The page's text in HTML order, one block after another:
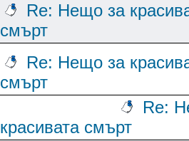
Re: Нещо за
смърт
Re: Нещо за
смърт
Re:
красивата смърт